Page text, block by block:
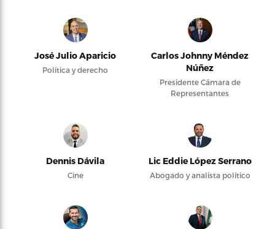
José Julio Aparicio
Política y derecho
Carlos Johnny Méndez
Núñez
Presidente Cámara de
Representantes
Dennis Dávila
Cine
Lic Eddie López Serrano
Abogado y analista político